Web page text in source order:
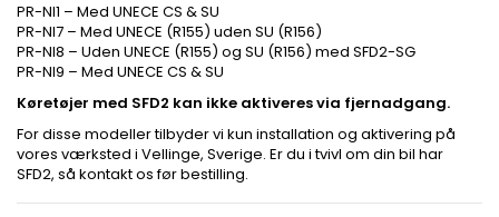
PR-NI1 – Med UNECE CS & SU
PR-NI7 – Med UNECE (R155) uden SU (R156)
PR-NI8 – Uden UNECE (R155) og SU (R156) med SFD2-SG
PR-NI9 – Med UNECE CS & SU
Køretøjer med SFD2 kan ikke aktiveres via fjernadgang.
For disse modeller tilbyder vi kun installation og aktivering på
vores værksted i Vellinge, Sverige. Er du i tvivl om din bil har
SFD2, så kontakt os før bestilling.